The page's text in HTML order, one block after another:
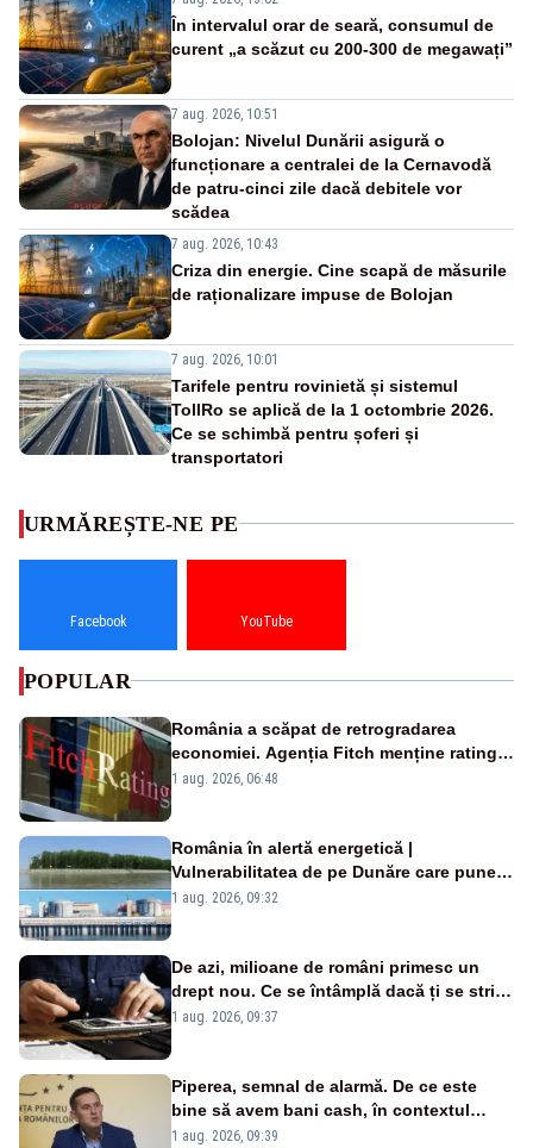
În intervalul orar de seară, consumul de
curent „a scăzut cu 200-300 de megawați”
7 aug. 2026, 10:51
Bolojan: Nivelul Dunării asigură o
funcționare a centralei de la Cernavodă
de patru-cinci zile dacă debitele vor
scădea
7 aug. 2026, 10:43
Criza din energie. Cine scapă de măsurile
de raționalizare impuse de Bolojan
7 aug. 2026, 10:01
Tarifele pentru rovinietă și sistemul
TollRo se aplică de la 1 octombrie 2026.
Ce se schimbă pentru șoferi și
transportatori
URMĂREȘTE-NE PE
Facebook YouTube
POPULAR
România a scăpat de retrogradarea
economiei. Agenția Fitch menține ratingul
„BBB-” cu perspectivă negativă
1 aug. 2026, 06:48
România în alertă energetică |
Vulnerabilitatea de pe Dunăre care pune
în pericol Centrala Cernavodă era
1 aug. 2026, 09:32
De azi, milioane de români primesc un
drept nou. Ce se întâmplă dacă ți se strică
un produs
1 aug. 2026, 09:37
Piperea, semnal de alarmă. De ce este
bine să avem bani cash, în contextul
alertei energetice?
1 aug. 2026, 09:39